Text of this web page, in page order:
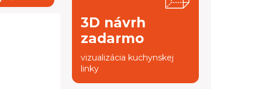
3D návrh
zadarmo
vizualizácia kuchynskej
linky